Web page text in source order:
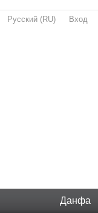
Данфа
Русский (RU) Вход